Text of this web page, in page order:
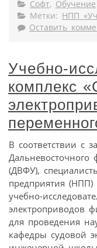
Софт, Обучение
Метки: НПП
Оставить
Учебно-
комплекс
В соответствии с
Дальневосточного
(ДВФУ),
предприятия (НПП)
учебно-
электроприводов
для проведения
кафедры судовой